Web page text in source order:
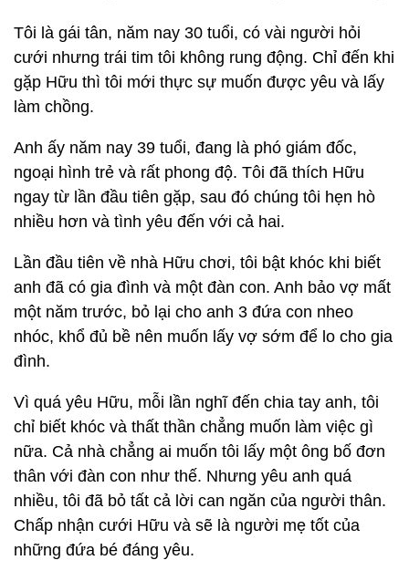
Tôi là gái tân, năm nay 30 tuổi, có vài người hỏi
cưới nhưng trái tim tôi không rung động. Chỉ đến khi
gặp Hữu thì tôi mới thực sự muốn được yêu và lấy
làm chồng.
Anh ấy năm nay 39 tuổi, đang là phó giám đốc,
ngoại hình trẻ và rất phong độ. Tôi đã thích Hữu
ngay từ lần đầu tiên gặp, sau đó chúng tôi hẹn hò
nhiều hơn và tình yêu đến với cả hai.
Lần đầu tiên về nhà Hữu chơi, tôi bật khóc khi biết
anh đã có gia đình và một đàn con. Anh bảo vợ mất
một năm trước, bỏ lại cho anh 3 đứa con nheo
nhóc, khổ đủ bề nên muốn lấy vợ sớm để lo cho gia
đình.
Vì quá yêu Hữu, mỗi lần nghĩ đến chia tay anh, tôi
chỉ biết khóc và thất thần chẳng muốn làm việc gì
nữa. Cả nhà chẳng ai muốn tôi lấy một ông bố đơn
thân với đàn con như thế. Nhưng yêu anh quá
nhiều, tôi đã bỏ tất cả lời can ngăn của người thân.
Chấp nhận cưới Hữu và sẽ là người mẹ tốt của
những đứa bé đáng yêu.